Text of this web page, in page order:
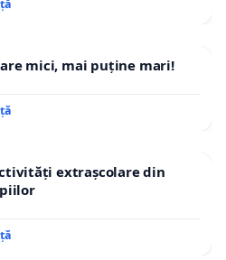
mici, mai puține mari!
extrașcolare din